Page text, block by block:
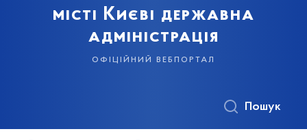
місті Києві державна
адміністрація
офіційний вебпортал
Пошук